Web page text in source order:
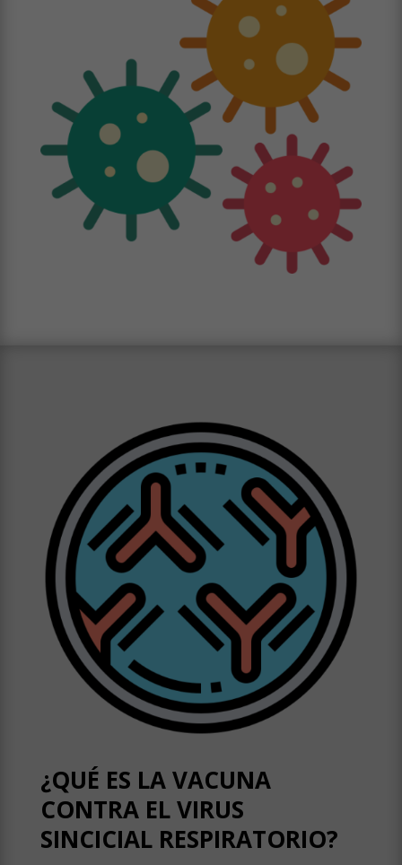
¿QUÉ ES LA VACUNA
CONTRA EL VIRUS
SINCICIAL RESPIRATORIO?